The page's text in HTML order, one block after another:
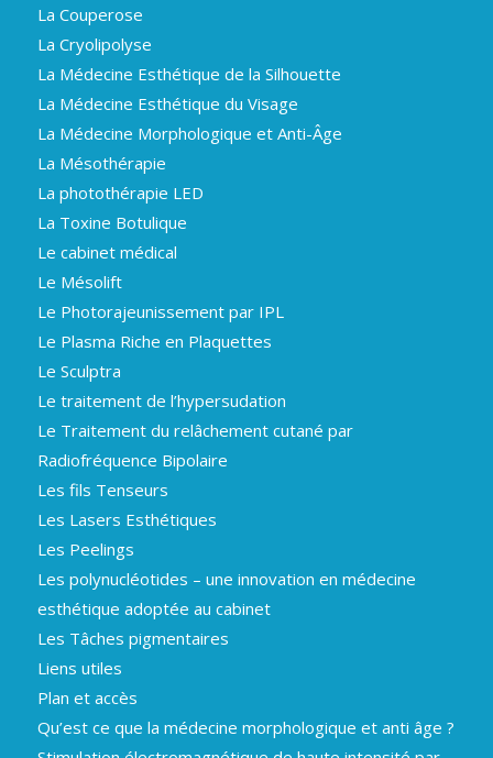
La Couperose
La Cryolipolyse
La Médecine Esthétique de la Silhouette
La Médecine Esthétique du Visage
La Médecine Morphologique et Anti-Âge
La Mésothérapie
La photothérapie LED
La Toxine Botulique
Le cabinet médical
Le Mésolift
Le Photorajeunissement par IPL
Le Plasma Riche en Plaquettes
Le Sculptra
Le traitement de l’hypersudation
Le Traitement du relâchement cutané par
Radiofréquence Bipolaire
Les fils Tenseurs
Les Lasers Esthétiques
Les Peelings
Les polynucléotides – une innovation en médecine
esthétique adoptée au cabinet
Les Tâches pigmentaires
Liens utiles
Plan et accès
Qu’est ce que la médecine morphologique et anti âge ?